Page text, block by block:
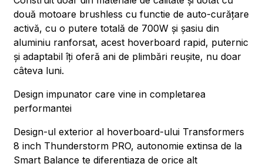
două motoare brushless cu functie de auto-curățare
activă, cu o putere totală de 700W și șasiu din
aluminiu ranforsat, acest hoverboard rapid, puternic
și adaptabil îți oferă ani de plimbări reușite, nu doar
câteva luni.
Design impunator care vine in completarea
performantei
Design-ul exterior al hoverboard-ului Transformers
8 inch Thunderstorm PRO, autonomie extinsa de la
Smart Balance te diferentiaza de orice alt